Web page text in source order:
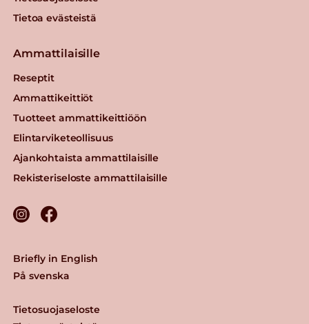
Tietoa evästeistä
Ammattilaisille
Reseptit
Ammattikeittiöt
Tuotteet ammattikeittiöön
Elintarviketeollisuus
Ajankohtaista ammattilaisille
Rekisteriseloste ammattilaisille
Tietosuojaseloste
Briefly in English
På svenska